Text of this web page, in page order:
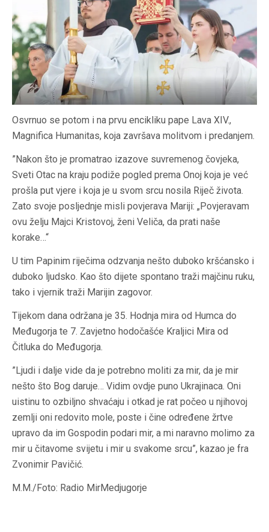
Osvrnuo se potom i na prvu encikliku pape Lava XIV.,
Magnifica Humanitas, koja završava molitvom i predanjem.
”Nakon što je promatrao izazove suvremenog čovjeka,
Sveti Otac na kraju podiže pogled prema Onoj koja je već
prošla put vjere i koja je u svom srcu nosila Riječ života.
Zato svoje posljednje misli povjerava Mariji: „Povjeravam
ovu želju Majci Kristovoj, ženi Veliča, da prati naše
korake…“
U tim Papinim riječima odzvanja nešto duboko kršćansko i
duboko ljudsko. Kao što dijete spontano traži majčinu ruku,
tako i vjernik traži Marijin zagovor.
Tijekom dana održana je 35. Hodnja mira od Humca do
Međugorja te 7. Zavjetno hodočašće Kraljici Mira od
Čitluka do Međugorja.
”Ljudi i dalje vide da je potrebno moliti za mir, da je mir
nešto što Bog daruje… Vidim ovdje puno Ukrajinaca. Oni
uistinu to ozbiljno shvaćaju i otkad je rat počeo u njihovoj
zemlji oni redovito mole, poste i čine određene žrtve
upravo da im Gospodin podari mir, a mi naravno molimo za
mir u čitavome svijetu i mir u svakome srcu”, kazao je fra
Zvonimir Pavičić.
M.M./Foto: Radio MirMedjugorje